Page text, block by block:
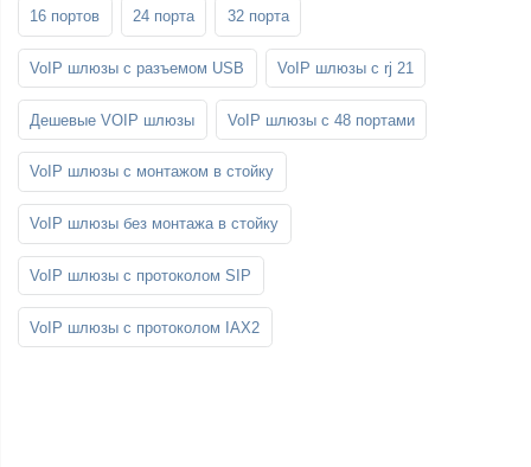
16 портов 24 порта 32 порта
VoIP шлюзы с разъемом USB VoIP шлюзы с rj 21
Дешевые VOIP шлюзы VoIP шлюзы с 48 портами
VoIP шлюзы с монтажом в стойку
VoIP шлюзы без монтажа в стойку
VoIP шлюзы с протоколом SIP
VoIP шлюзы с протоколом IAX2